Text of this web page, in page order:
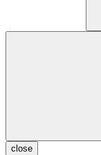
close